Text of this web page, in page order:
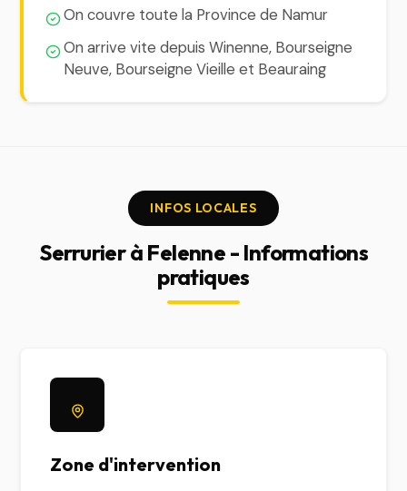
On couvre toute la Province de Namur
On arrive vite depuis Winenne, Bourseigne
Neuve, Bourseigne Vieille et Beauraing
INFOS LOCALES
Serrurier à Felenne - Informations
pratiques
Zone d'intervention